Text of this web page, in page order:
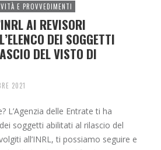
E PROVVEDIMENTI
AI REVISORI
DEI SOGGETTI
DEL VISTO DI
2021
L’Agenzia delle Entrate ti ha
soggetti abilitati al rilascio del
all’INRL, ti possiamo seguire e